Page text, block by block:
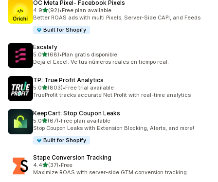
OC Meta Pixel‑ Facebook Pixels
4.95つ星中
(92)
合計レビュー数：92件
•Free plan available
Better ROAS ads with multi Pixels, Server-Side CAPI, and Feeds
Built for Shopify
Escalafy
5.05つ星中
(68)
合計レビュー数：68件
•Plan gratis disponible
Dejá el Excel. Ve tus números reales en tiempo real.
TP: True Profit Analytics
5.05つ星中
(803)
合計レビュー数：803件
•Free trial available
TrueProfit tracks accurate Net Profit with real-time analytics
KeepCart: Stop Coupon Leaks
5.05つ星中
(67)
合計レビュー数：67件
•Free plan available
Stop Coupon Leaks with Extension Blocking, Alerts, and more!
Built for Shopify
Stape Conversion Tracking
4.45つ星中
(37)
合計レビュー数：37件
•Free
Maximize ROAS with server-side GTM conversion tracking